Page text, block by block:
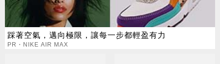
踩著空氣，邁向極限，讓每一步都輕盈有力
PR・NIKE AIR MAX